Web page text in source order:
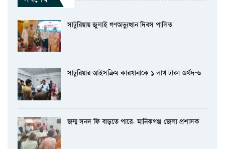
সাটুরিয়ায় জুলাই গণঅভ্যুত্থান দিবস পালিত
সাটুরিয়ার আইসক্রিম কারখানাকে ১ লাখ টাকা অর্থদন্ড
জন্ম সনদ ফি বাড়তে পারে- মানিকগঞ্জ জেলা প্রশাসক